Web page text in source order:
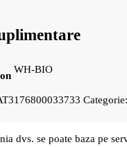
WH-BIO
Categorie:
dvs. se poate baza pe